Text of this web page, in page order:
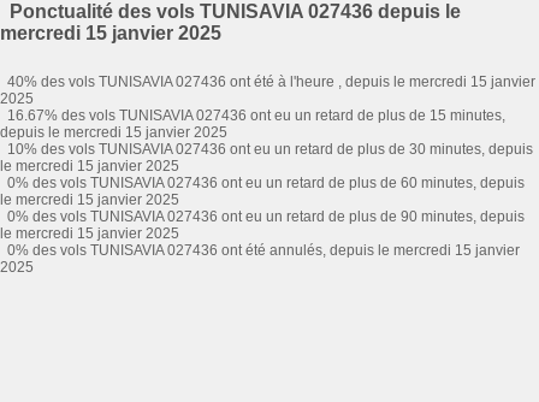
Ponctualité des vols TUNISAVIA 027436 depuis le
mercredi 15 janvier 2025
40% des vols TUNISAVIA 027436 ont été à l'heure , depuis le mercredi 15 janvier
2025
16.67% des vols TUNISAVIA 027436 ont eu un retard de plus de 15 minutes,
depuis le mercredi 15 janvier 2025
10% des vols TUNISAVIA 027436 ont eu un retard de plus de 30 minutes, depuis
le mercredi 15 janvier 2025
0% des vols TUNISAVIA 027436 ont eu un retard de plus de 60 minutes, depuis
le mercredi 15 janvier 2025
0% des vols TUNISAVIA 027436 ont eu un retard de plus de 90 minutes, depuis
le mercredi 15 janvier 2025
0% des vols TUNISAVIA 027436 ont été annulés, depuis le mercredi 15 janvier
2025